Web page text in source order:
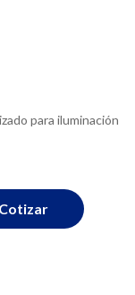
para iluminación
Cotizar